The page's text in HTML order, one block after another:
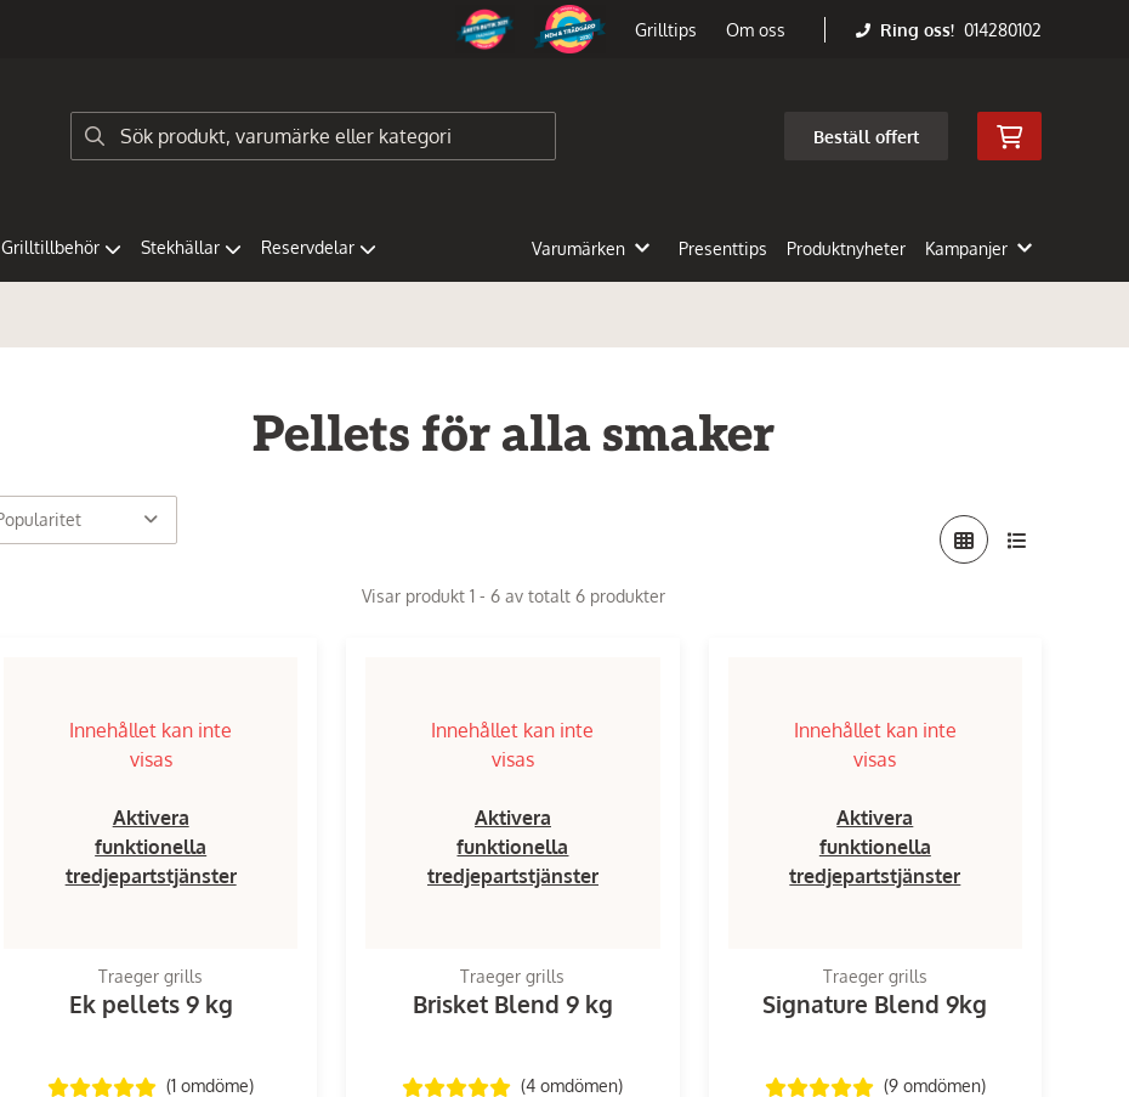
Grilltips Om oss Ring oss! 014280102
Beställ offert
Grilltillbehör Stekhällar Reservdelar Varumärken Presenttips Produktnyheter Kampanjer
Pellets för alla smaker
Visar produkt 1 - 6 av totalt 6 produkter
Innehållet kan inte
visas
Aktivera
funktionella
tredjepartstjänster
Traeger grills
Ek pellets 9 kg
(1omdöme)
Innehållet kan inte
visas
Aktivera
funktionella
tredjepartstjänster
Traeger grills
Brisket Blend 9 kg
(4omdömen)
Innehållet kan inte
visas
Aktivera
funktionella
tredjepartstjänster
Traeger grills
Signature Blend 9kg
(9 omdömen)